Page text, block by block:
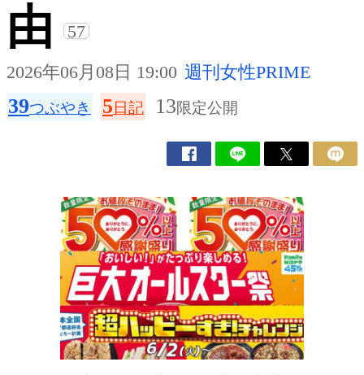
由
57
2026年06月08日 19:00 週刊女性PRIME
39つぶやき 5日記 13限定公開